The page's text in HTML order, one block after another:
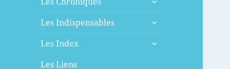
sous-
Les Indispensables
ouvrir
sous-
Les Index
ouvrir
Les Liens